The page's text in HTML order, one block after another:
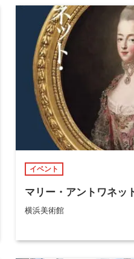
イベント
マリー・アントワネッ
横浜美術館